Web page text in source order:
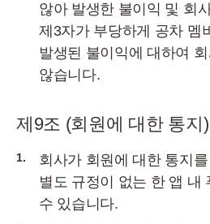
않아 발생한 불이익 및 회
제3자가 부당하게 공차 멤
발생된 불이익에 대하여
않습니다.
제9조 (회원에 대한 통지)
1.
회사가 회원에 대한 통지
별도 규정이 없는 한 앱 내
수 있습니다.